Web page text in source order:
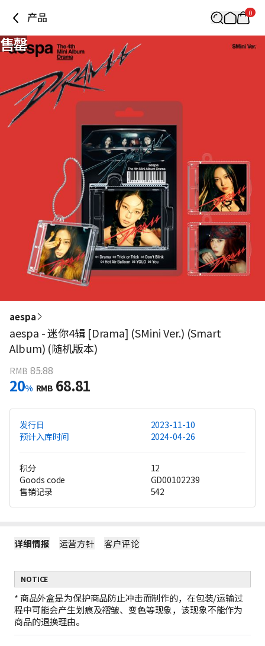
产品 0
售罄
aespa
aespa - 迷你4辑 [Drama] (SMini Ver.) (Smart
Album) (随机版本)
RMB 85.88
20% RMB 68.81
发行日
2023-11-10
预计入库时间
2024-04-26
积分
12
Goods code
GD00102239
售销记录
542
详细情报 运营方针 客户评论
NOTICE
* 商品外盒是为保护商品防止冲击而制作的，在包装/运输过
程中可能会产生划痕及褶皱、变色等现象，该现象不能作为
商品的退换理由。